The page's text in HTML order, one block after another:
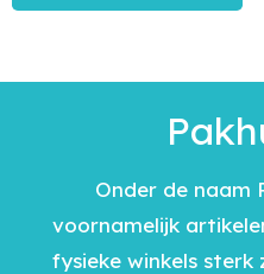
Onder de naam
voornamelijk
fysieke winkels sterk